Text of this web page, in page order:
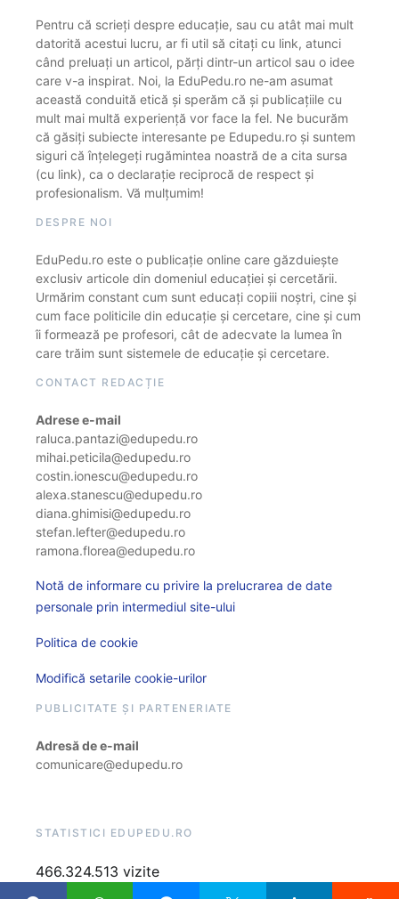
Pentru că scrieți despre educație, sau cu atât mai mult
datorită acestui lucru, ar fi util să citați cu link, atunci
când preluați un articol, părți dintr-un articol sau o idee
care v-a inspirat. Noi, la EduPedu.ro ne-am asumat
această conduită etică și sperăm că și publicațiile cu
mult mai multă experiență vor face la fel. Ne bucurăm
că găsiți subiecte interesante pe Edupedu.ro și suntem
siguri că înțelegeți rugămintea noastră de a cita sursa
(cu link), ca o declarație reciprocă de respect și
profesionalism. Vă mulțumim!
DESPRE NOI
EduPedu.ro este o publicație online care găzduiește
exclusiv articole din domeniul educației și cercetării.
Urmărim constant cum sunt educați copiii noștri, cine și
cum face politicile din educație și cercetare, cine și cum
îi formează pe profesori, cât de adecvate la lumea în
care trăim sunt sistemele de educație și cercetare.
CONTACT REDACȚIE
Adrese e-mail
raluca.pantazi@edupedu.ro
mihai.peticila@edupedu.ro
costin.ionescu@edupedu.ro
alexa.stanescu@edupedu.ro
diana.ghimisi@edupedu.ro
stefan.lefter@edupedu.ro
ramona.florea@edupedu.ro
Notă de informare cu privire la prelucrarea de date
personale prin intermediul site-ului
Politica de cookie
Modifică setarile cookie-urilor
PUBLICITATE ȘI PARTENERIATE
Adresă de e-mail
comunicare@edupedu.ro
STATISTICI EDUPEDU.RO
466.324.513 vizite